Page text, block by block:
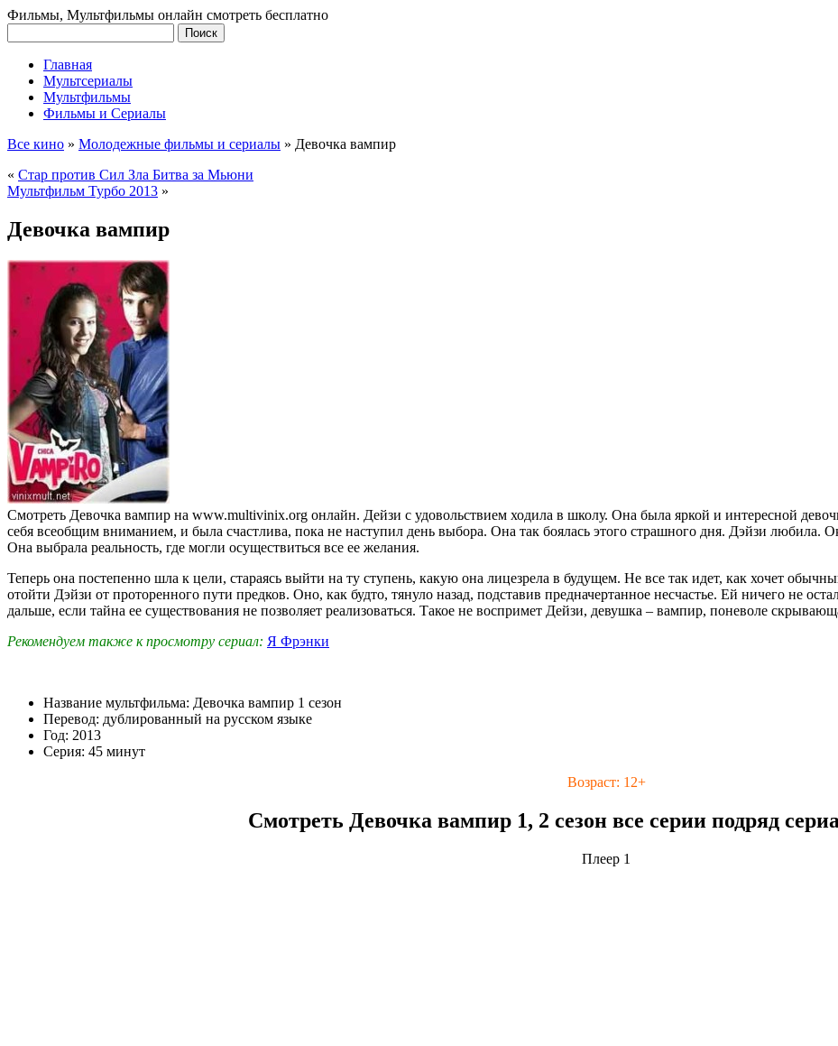
Фильмы, Мультфильмы онлайн смотреть бесплатно
Главная
Мультсериалы
Мультфильмы
Фильмы и Сериалы
Все кино » Молодежные фильмы и сериалы » Девочка вампир
« Стар против Сил Зла Битва за Мьюни
Мультфильм Турбо 2013 »
Девочка вампир
Смотреть Девочка вампир на www.multivinix.org онлайн. Дейзи с удовольствием ходила в школу. Она была яркой и интересной
себя всеобщим вниманием, и была счастлива, пока не наступил день выбора. Она так боялась этого страшного дня. Дэйзи любила.
Она выбрала реальность, где могли осуществиться все ее желания.
Теперь она постепенно шла к цели, стараясь выйти на ту ступень, какую она лицезрела в будущем. Не все так идет, как хочет
отойти Дэйзи от проторенного пути предков. Оно, как будто, тянуло назад, подставив предначертанное несчастье. Ей ничего не
дальше, если тайна ее существования не позволяет реализоваться. Такое не воспримет Дейзи, девушка – вампир, поневоле
Рекомендуем также к просмотру сериал: Я Фрэнки
Название мультфильма: Девочка вампир 1 сезон
Перевод: дублированный на русском языке
Год: 2013
Серия: 45 минут
Возраст: 12+
Смотреть Девочка вампир 1, 2 сезон все серии подряд
Плеер 1